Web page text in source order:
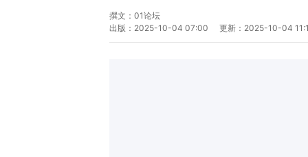
撰文： 01论坛
出版： 2025-10-04 07:00 更新： 2025-10-04